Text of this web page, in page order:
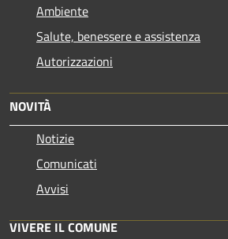
Ambiente
Salute, benessere e assistenza
Autorizzazioni
NOVITÀ
Notizie
Comunicati
Avvisi
VIVERE IL COMUNE